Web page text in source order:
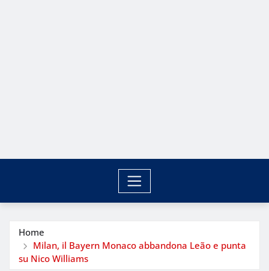
Home
Milan, il Bayern Monaco abbandona Leão e punta
su Nico Williams